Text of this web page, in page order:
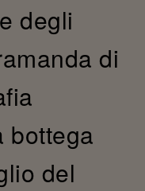
degli
di
bottega
del